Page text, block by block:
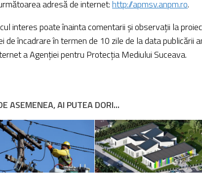
adresă de internet:http://apmsv.anpm.ro.
interes poate înainta comentarii și observații la
de încadrare în termen de 10 zile de la data publicării
a Agenției pentru Protecția Mediului Suceava.
ASEMENEA, AI PUTEA DORI...